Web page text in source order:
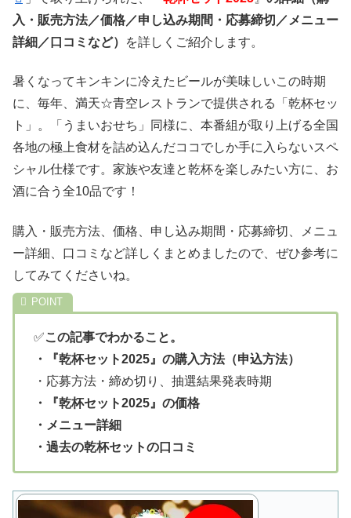
入・販売方法／価格／申し込み期間・応募締切／メニュー
詳細／口コミなど）
を詳しくご紹介します。
暑くなってキンキンに冷えたビールが美味しいこの時期
に、毎年、満天☆青空レストランで提供される「乾杯セッ
ト」。「うまいおせち」同様に、本番組が取り上げる全国
各地の極上食材を詰め込んだココでしか手に入らないスペ
シャル仕様です。家族や友達と乾杯を楽しみたい方に、お
酒に合う全10品です！
購入・販売方法、価格、申し込み期間・応募締切、メニュ
ー詳細、口コミなど詳しくまとめましたので、ぜひ参考に
してみてくださいね。
✅この記事でわかること。
・『乾杯セット2025』の購入方法（申込方法）
・応募方法・締め切り、抽選結果発表時期
・『乾杯セット2025』の価格
・メニュー詳細
・過去の乾杯セットの口コミ